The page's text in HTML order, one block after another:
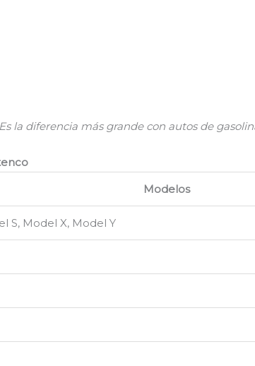
la diferencia más grande con autos de
Modelos
S, Model X, Model Y